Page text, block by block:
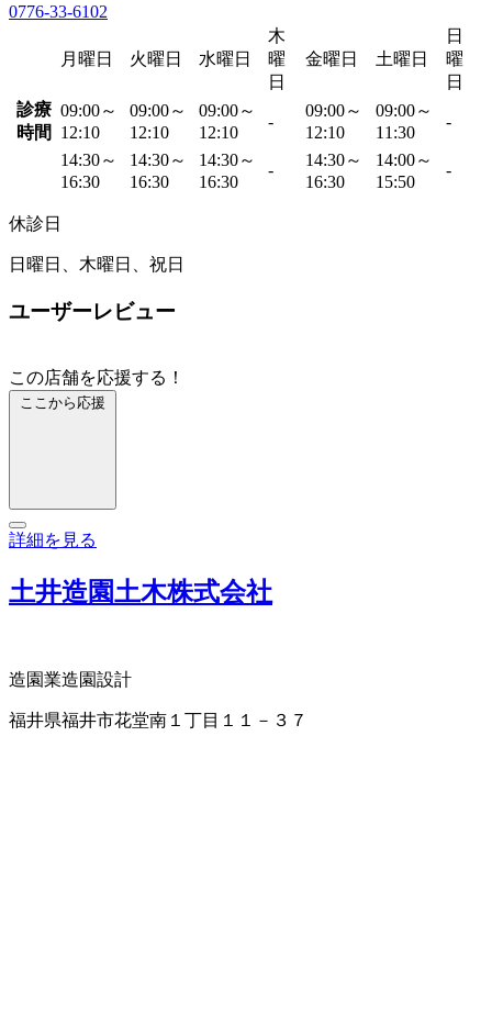
0776-33-6102
月曜日 火曜日 水曜日
木
曜
日
金曜日 土曜日
日
曜
日
診療
時間
09:00～
12:10
09:00～
12:10
09:00～
12:10
-
09:00～
12:10
09:00～
11:30
-
14:30～
16:30
14:30～
16:30
14:30～
16:30
-
14:30～
16:30
14:00～
15:50
-
休診日
日曜日、木曜日、祝日
ユーザーレビュー
この店舗を応援する！
ここから応援
詳細を見る
土井造園土木株式会社
造園業造園設計
福井県福井市花堂南１丁目１１－３７